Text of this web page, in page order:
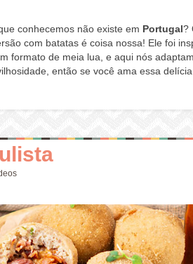
conhecemos não existe em Portugal?
com batatas é coisa nossa! Ele foi
formato de meia lua, e aqui nós
então se você ama essa